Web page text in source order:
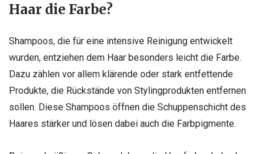
Haar die Farbe?
Shampoos, die für eine intensive Reinigung entwickelt
wurden, entziehen dem Haar besonders leicht die Farbe.
Dazu zählen vor allem klärende oder stark entfettende
Produkte, die Rückstände von Stylingprodukten entfernen
sollen. Diese Shampoos öffnen die Schuppenschicht des
Haares stärker und lösen dabei auch die Farbpigmente.